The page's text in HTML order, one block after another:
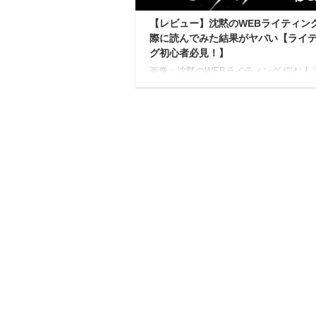
【レビュー】沈黙のWEBライティン
際に読んでみた結果がヤバい【ライ
グ初心者必見！】
画像：沈黙のWEBライティング 悩む人